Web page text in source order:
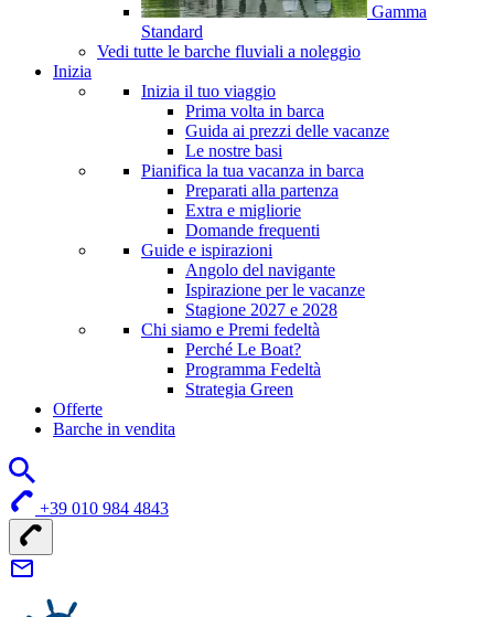
Gamma
Standard
Vedi tutte le barche fluviali a noleggio
Inizia
Inizia il tuo viaggio
Prima volta in barca
Guida ai prezzi delle vacanze
Le nostre basi
Pianifica la tua vacanza in barca
Preparati alla partenza
Extra e migliorie
Domande frequenti
Guide e ispirazioni
Angolo del navigante
Ispirazione per le vacanze
Stagione 2027 e 2028
Chi siamo e Premi fedeltà
Perché Le Boat?
Programma Fedeltà
Strategia Green
Offerte
Barche in vendita
+39 010 984 4843